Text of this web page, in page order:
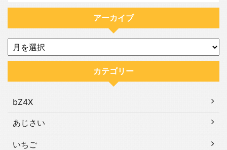
アーカイブ
カテゴリー
bZ4X
あじさい
いちご